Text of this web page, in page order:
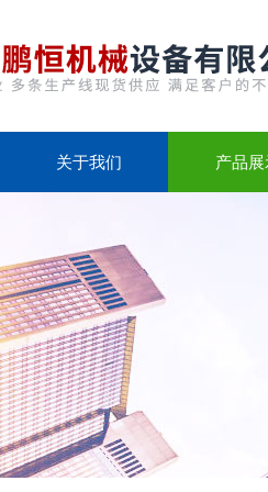
关于我们 产品